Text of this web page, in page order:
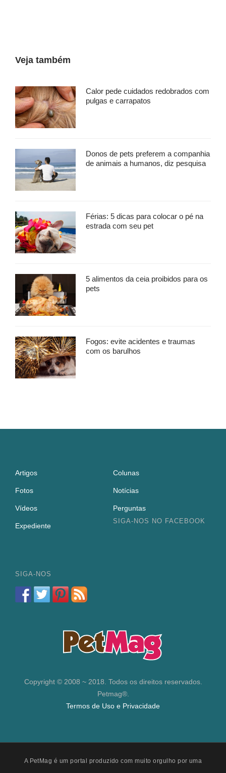
Veja também
Calor pede cuidados redobrados com
pulgas e carrapatos
Donos de pets preferem a companhia
de animais a humanos, diz pesquisa
Férias: 5 dicas para colocar o pé na
estrada com seu pet
5 alimentos da ceia proibidos para os
pets
Fogos: evite acidentes e traumas
com os barulhos
Artigos Colunas
Fotos Notícias
Vídeos Perguntas
Expediente
SIGA-NOS NO FACEBOOK
SIGA-NOS
Copyright © 2008 ~ 2018. Todos os direitos reservados.
Petmag®.
Termos de Uso e Privacidade
A PetMag é um portal produzido com muito orgulho por uma